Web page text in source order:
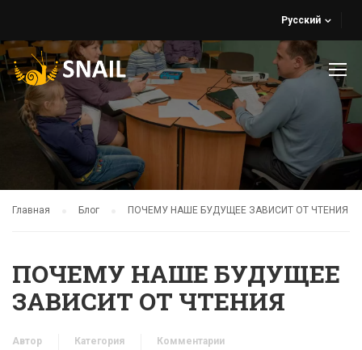
Русский
Главная Блог ПОЧЕМУ НАШЕ БУДУЩЕЕ ЗАВИСИТ ОТ ЧТЕНИЯ
ПОЧЕМУ НАШЕ БУДУЩЕЕ
ЗАВИСИТ ОТ ЧТЕНИЯ
Автор
Категория
Комментарии